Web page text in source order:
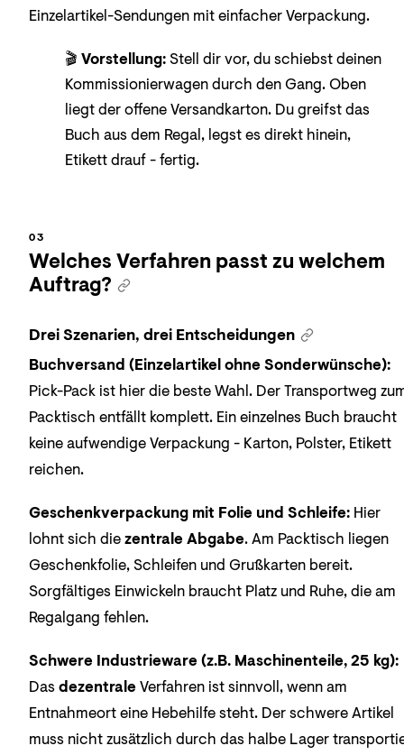
Einzelartikel-Sendungen mit einfacher Verpackung.
🎬 Vorstellung:Stell dir vor, du schiebst deinen
Kommissionierwagen durch den Gang. Oben
liegt der offene Versandkarton. Du greifst das
Buch aus dem Regal, legst es direkt hinein,
Etikett drauf - fertig.
Welches Verfahren passt zu welchem
Auftrag?
Drei Szenarien, drei Entscheidungen
Buchversand (Einzelartikel ohne Sonderwünsche):
Pick-Pack ist hier die beste Wahl. Der Transportweg
Packtisch entfällt komplett. Ein einzelnes Buch braucht
keine aufwendige Verpackung - Karton, Polster, Etikett
reichen.
Geschenkverpackung mit Folie und Schleife: Hier
lohnt sich diezentrale Abgabe. Am Packtisch liegen
Geschenkfolie, Schleifen und Grußkarten bereit.
Sorgfältiges Einwickeln braucht Platz und Ruhe, die am
Regalgang fehlen.
Schwere Industrieware (z.B. Maschinenteile, 25 kg):
DasdezentraleVerfahren ist sinnvoll, wenn am
Entnahmeort eine Hebehilfe steht. Der schwere Artikel
muss nicht zusätzlich durch das halbe Lager